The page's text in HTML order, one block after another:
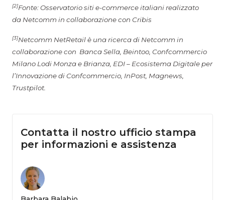
[2]Fonte: Osservatorio siti e-commerce italiani realizzato
da Netcomm in collaborazione con Cribis
[3]Netcomm NetRetail è una ricerca di Netcomm in
collaborazione con Banca Sella, Beintoo, Confcommercio
Milano Lodi Monza e Brianza, EDI – Ecosistema Digitale per
l’Innovazione di Confcommercio, InPost, Magnews,
Trustpilot.
Contatta il nostro ufficio stampa
per informazioni e assistenza